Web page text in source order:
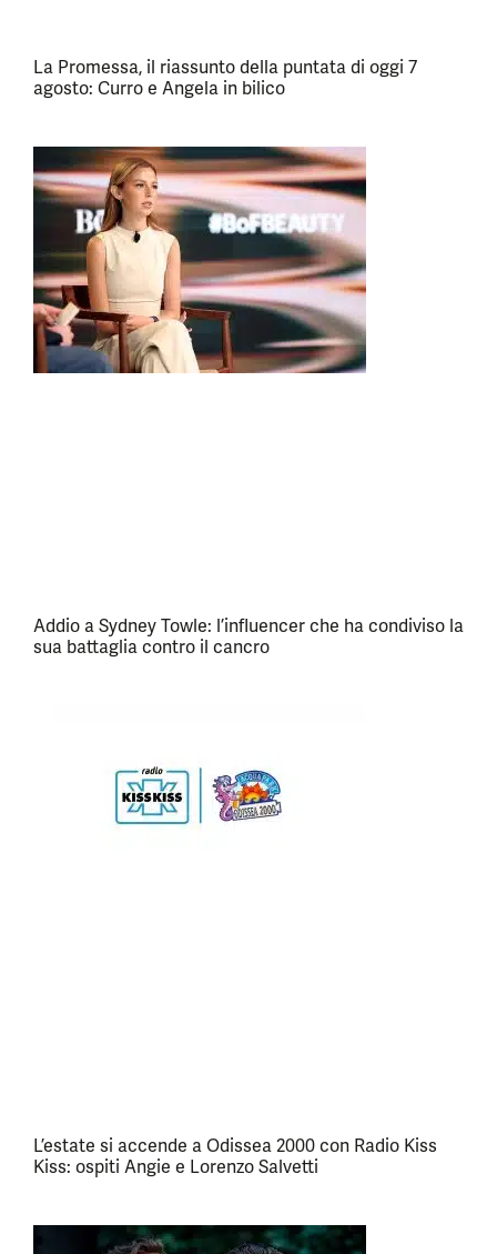
La Promessa, il riassunto della puntata di oggi 7
agosto: Curro e Angela in bilico
Addio a Sydney Towle: l’influencer che ha condiviso la
sua battaglia contro il cancro
L’estate si accende a Odissea 2000 con Radio Kiss
Kiss: ospiti Angie e Lorenzo Salvetti